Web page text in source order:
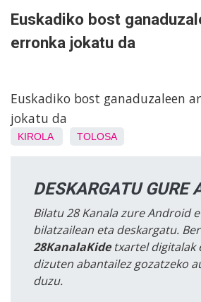
Euskadiko bost
erronka jokatu da
Euskadiko bost ganaduzaleen
jokatu da
KIROLA TOLOSA
DESKARGATU GURE
Bilatu 28 Kanala zure Android
bilatzailean eta deskargatu.
28KanalaKidetxartel digitalak
dizuten abantailez gozatzeko
duzu.